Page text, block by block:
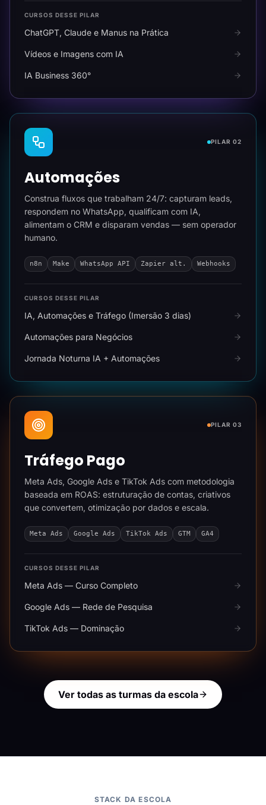
CURSOS DESSE PILAR
ChatGPT, Claude e Manus na Prática
Vídeos e Imagens com IA
IA Business 360°
PILAR 02
Automações
Construa fluxos que trabalham 24/7: capturam leads,
respondem no WhatsApp, qualificam com IA,
alimentam o CRM e disparam vendas — sem operador
humano.
n8n Make WhatsApp API Zapier alt. Webhooks
CURSOS DESSE PILAR
IA, Automações e Tráfego (Imersão 3 dias)
Automações para Negócios
Jornada Noturna IA + Automações
PILAR 03
Tráfego Pago
Meta Ads, Google Ads e TikTok Ads com metodologia
baseada em ROAS: estruturação de contas, criativos
que convertem, otimização por dados e escala.
Meta Ads Google Ads TikTok Ads GTM GA4
CURSOS DESSE PILAR
Meta Ads — Curso Completo
Google Ads — Rede de Pesquisa
TikTok Ads — Dominação
Ver todas as turmas da escola
STACK DA ESCOLA